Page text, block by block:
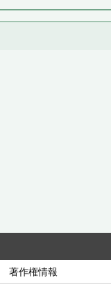
著作権情報